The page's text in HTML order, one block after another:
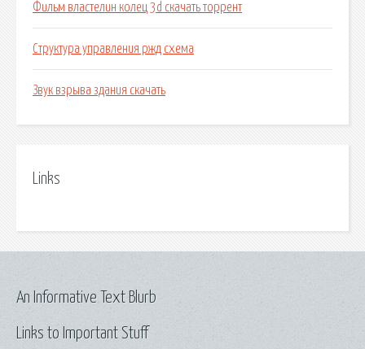
Фильм властелин колец 3d скачать торрент
Структура управления ржд схема
Звук взрыва здания скачать
Links
Links to Important Stuff
An Informative Text Blurb